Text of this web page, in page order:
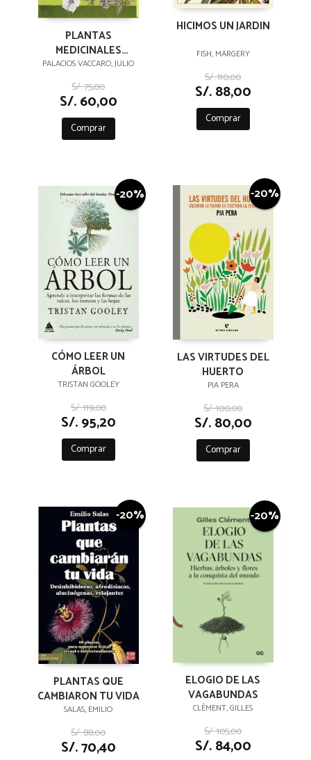
PLANTAS
MEDICINALES
NATIVAS DEL PERÚ
PALACIOS VACCARO, JULIO
S/. 75,00
S/. 60,00
Comprar
HICIMOS UN JARDIN
FISH, MARGERY
S/. 110,00
S/. 88,00
Comprar
-20%
CÓMO LEER UN
ÁRBOL
TRISTAN GOOLEY
S/. 119,00
S/. 95,20
Comprar
-20%
LAS VIRTUDES DEL
HUERTO
PIA PERA
S/. 100,00
S/. 80,00
Comprar
-20%
PLANTAS QUE
CAMBIARON TU VIDA
SALAS, EMILIO
S/. 88,00
S/. 70,40
-20%
ELOGIO DE LAS
VAGABUNDAS
CLÉMENT, GILLES
S/. 105,00
S/. 84,00